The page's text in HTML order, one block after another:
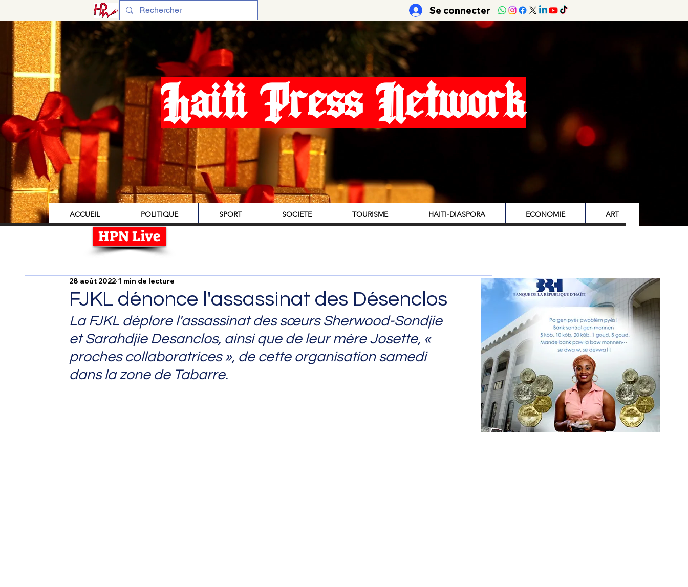
Se connecter
Haiti Press Network
ACCUEIL POLITIQUE SPORT SOCIETE TOURISME HAITI-DIASPORA ECONOMIE ART
HPN Live
FJKL dénonce l'assassinat des Désenclos
28 août 2022 1 min de lecture
La FJKL déplore l'assassinat des sœurs Sherwood-Sondjie
et Sarahdjie Desanclos, ainsi que de leur mère Josette, «
proches collaboratrices », de cette organisation samedi
dans la zone de Tabarre.